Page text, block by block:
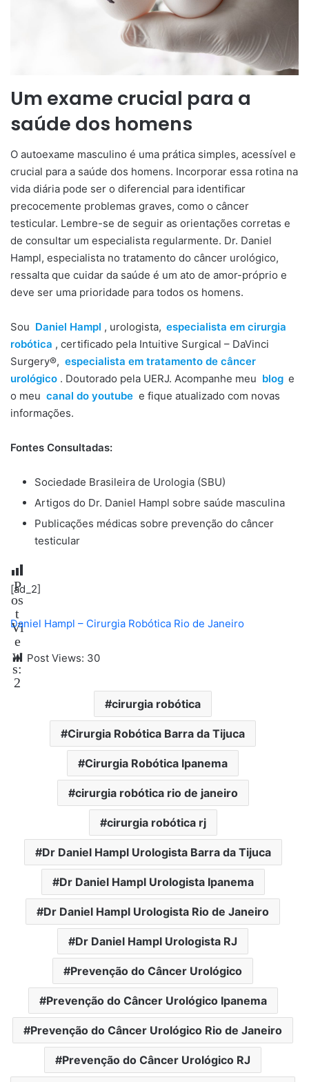
Um exame crucial para a
saúde dos homens
O autoexame masculino é uma prática simples, acessível e
crucial para a saúde dos homens. Incorporar essa rotina na
vida diária pode ser o diferencial para identificar
precocemente problemas graves, como o câncer
testicular. Lembre-se de seguir as orientações corretas e
de consultar um especialista regularmente. Dr. Daniel
Hampl, especialista no tratamento do câncer urológico,
ressalta que cuidar da saúde é um ato de amor-próprio e
deve ser uma prioridade para todos os homens.
Sou Daniel Hampl , urologista, especialista em cirurgia
robótica , certificado pela Intuitive Surgical – DaVinci
Surgery®, especialista em tratamento de câncer
urológico . Doutorado pela UERJ. Acompanhe meu blog e
o meu canal do youtube e fique atualizado com novas
informações.
Fontes Consultadas:
Sociedade Brasileira de Urologia (SBU)
Artigos do Dr. Daniel Hampl sobre saúde masculina
Publicações médicas sobre prevenção do câncer
testicular
P
os
t
Vi
e
w
s:
2
[ad_2]
Daniel Hampl – Cirurgia Robótica Rio de Janeiro
Post Views: 30
cirurgia robótica
Cirurgia Robótica Barra da Tijuca
Cirurgia Robótica Ipanema
cirurgia robótica rio de janeiro
cirurgia robótica rj
Dr Daniel Hampl Urologista Barra da Tijuca
Dr Daniel Hampl Urologista Ipanema
Dr Daniel Hampl Urologista Rio de Janeiro
Dr Daniel Hampl Urologista RJ
Prevenção do Câncer Urológico
Prevenção do Câncer Urológico Ipanema
Prevenção do Câncer Urológico Rio de Janeiro
Prevenção do Câncer Urológico RJ